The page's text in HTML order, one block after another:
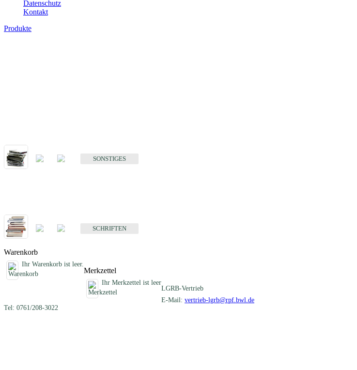
Datenschutz
Kontakt
Produkte
SONSTIGES
SCHRIFTEN
Warenkorb
Ihr Warenkorb ist leer.
Merkzettel
Ihr Merkzettel ist leer
LGRB-Vertrieb
E-Mail: vertrieb-lgrb@rpf.bwl.de
Tel: 0761/208-3022